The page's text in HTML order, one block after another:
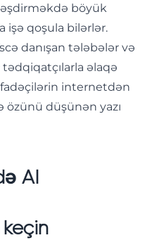
böyük
işə qoşula bilərlər.
danışan tələbələr və
əlaqə
internetdən
düşünən yazı
AI